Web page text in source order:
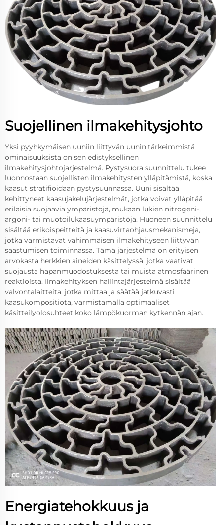
Suojellinen ilmakehitysjohto
Yksi pyyhkymäisen uuniin liittyvän uunin tärkeimmistä
ominaisuuksista on sen edistyksellinen
ilmakehitysjohtojarjestelmä. Pystysuora suunnittelu tukee
luonnostaan suojellisten ilmakehitysten ylläpitämistä, koska
kaasut stratifioidaan pystysuunnassa. Uuni sisältää
kehittyneet kaasujakelujärjestelmät, jotka voivat ylläpitää
erilaisia suojaavia ympäristöjä, mukaan lukien nitrogeni-,
argoni- tai muotoilukaasuympäristöjä. Huoneen suunnittelu
sisältää erikoispeitteitä ja kaasuvirtaohjausmekanismeja,
jotka varmistavat vähimmäisen ilmakehityseen liittyvän
saastumisen toiminnassa. Tämä järjestelmä on erityisen
arvokasta herkkien aineiden käsittelyssä, jotka vaativat
suojausta hapanmuodostuksesta tai muista atmosfäärinen
reaktioista. Ilmakehityksen hallintajärjestelmä sisältää
valvontalaitteita, jotka mittaa ja säätää jatkuvasti
kaasukompositiota, varmistamalla optimaaliset
käsitteilyolosuhteet koko lämpökuorman kytkennän ajan.
Energiatehokkuus ja